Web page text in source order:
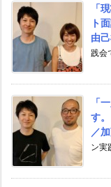
「
ト
由
践会
「
す
／
ン実